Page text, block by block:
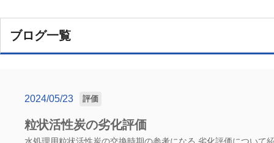
ブログ一覧
2024/05/23 評価
粒状活性炭の劣化評価